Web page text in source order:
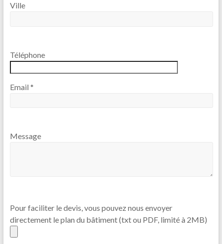
Ville
Téléphone
Email *
Message
Pour faciliter le devis, vous pouvez nous envoyer
directement le plan du bâtiment (txt ou PDF, limité à 2MB)